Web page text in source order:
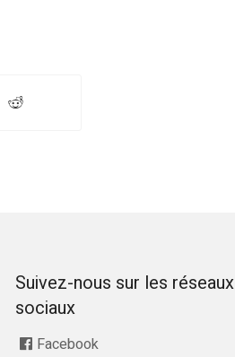
Suivez-nous sur les réseaux
sociaux
Facebook